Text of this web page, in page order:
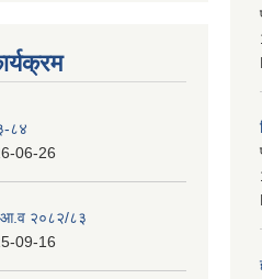
८४
06-26
आ.व २०८२/८३
09-16